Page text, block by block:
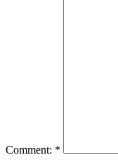
Comment: *